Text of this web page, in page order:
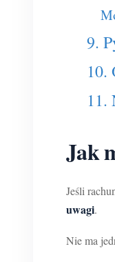
9.
10.
11.
Jak
Jeśli
uwagi.
Nie ma